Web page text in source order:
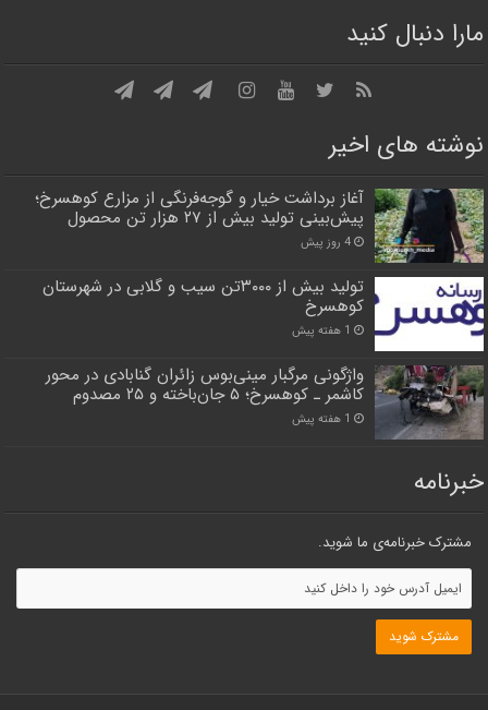
مارا دنبال کنید
نوشته های اخیر
آغاز برداشت خیار و گوجه‌فرنگی از مزارع کوهسرخ؛
پیش‌بینی تولید بیش از ۲۷ هزار تن محصول
4 روز پیش
تولید بیش از ۳۰۰۰تن سیب و گلابی در شهرستان
کوهسرخ
1 هفته پیش
واژگونی مرگبار مینی‌بوس زائران گنابادی در محور
کاشمر ـ کوهسرخ؛ ۵ جان‌باخته و ۲۵ مصدوم
1 هفته پیش
خبرنامه
مشترک خبرنامه‌ی ما شوید.